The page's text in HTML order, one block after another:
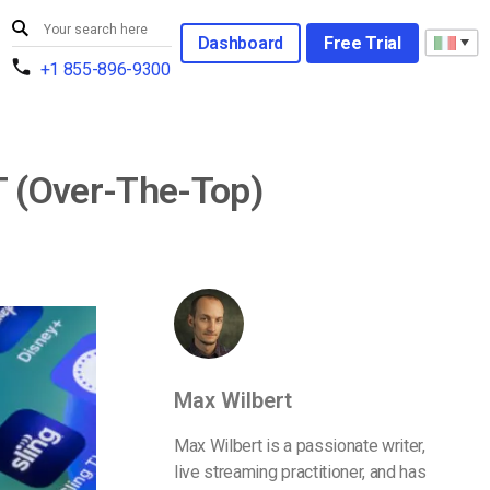
+1 855-896-9300
Dashboard Free Trial
The-Top)
Max Wilbert
Max Wilbert is a passionate writer,
live streaming practitioner, and has